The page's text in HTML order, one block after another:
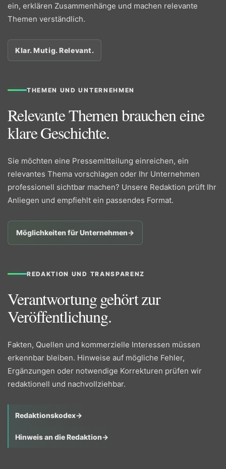
ein, erklären Zusammenhänge und machen relevante
Themen verständlich.
Klar. Mutig. Relevant.
THEMEN UND UNTERNEHMEN
Relevante Themen brauchen eine
klare Geschichte.
Sie möchten eine Pressemitteilung einreichen, ein
relevantes Thema vorschlagen oder Ihr Unternehmen
professionell sichtbar machen? Unsere Redaktion prüft Ihr
Anliegen und empfiehlt ein passendes Format.
Möglichkeiten für Unternehmen→
REDAKTION UND TRANSPARENZ
Verantwortung gehört zur
Veröffentlichung.
Fakten, Quellen und kommerzielle Interessen müssen
erkennbar bleiben. Hinweise auf mögliche Fehler,
Ergänzungen oder notwendige Korrekturen prüfen wir
redaktionell und nachvollziehbar.
Redaktionskodex→
Hinweis an die Redaktion→